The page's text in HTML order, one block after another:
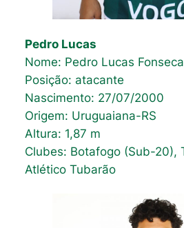
Pedro Lucas
Nome: Pedro Lucas
Posição: atacante
Nascimento: 27/07/2000
Origem: Uruguaiana-RS
Altura: 1,87 m
Clubes: Botafogo (Sub-20),
Atlético Tubarão